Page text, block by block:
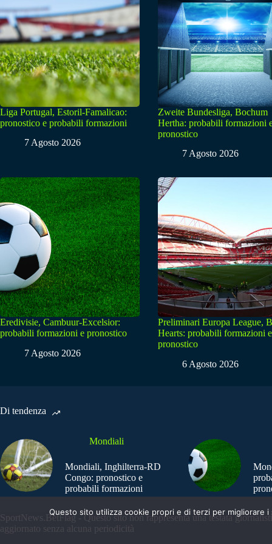
Liga Portugal, Estoril-Famalicao:
pronostico e probabili formazioni
7 Agosto 2026
Zweite Bundesliga, Bochum
Hertha: probabili formazioni
pronostico
7 Agosto 2026
Eredivisie, Cambuur-Excelsior:
probabili formazioni e pronostico
7 Agosto 2026
Preliminari Europa League,
Hearts: probabili formazioni e
pronostico
6 Agosto 2026
Di tendenza
Mondiali
Mondiali, Inghilterra-RD
Congo: pronostico e
probabili formazioni
SportNews.BetFlag - Questo sito non rappresenta una testata
aggiornato senza alcuna periodicità
Questo sito utilizza cookie propri e di terzi per migliorare